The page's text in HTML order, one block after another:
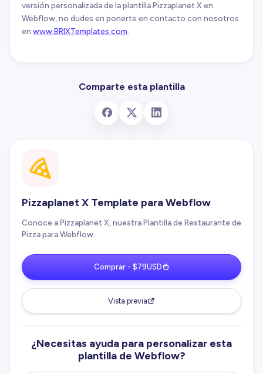
versión personalizada de la plantilla Pizzaplanet X en
Webflow, no dudes en ponerte en contacto con nosotros
en www.BRIXTemplates.com
Comparte esta plantilla
Pizzaplanet X Template para Webflow
Conoce a Pizzaplanet X, nuestra Plantilla de Restaurante de
Pizza para Webflow.
Comprar - $79USD
Vista previa
¿Necesitas ayuda para personalizar esta
plantilla de Webflow?